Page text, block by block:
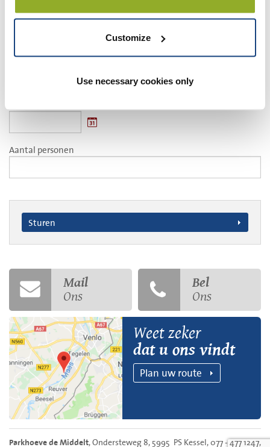
Customize
Use necessary cookies only
E-mail: *
Tel. nummer: *
Aantal personen
Sturen
Mail
Ons
Bel
Ons
Weet zeker
dat u ons vindt
Plan uw route
Parkhoeve de Middelt, Ondersteweg 8, 5995 PS Kessel, 077 - 477 1247,